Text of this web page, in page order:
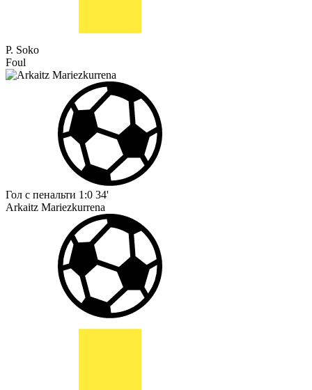
P. Soko
Foul
Гол с пенальти 1:0 34'
Arkaitz Mariezkurrena